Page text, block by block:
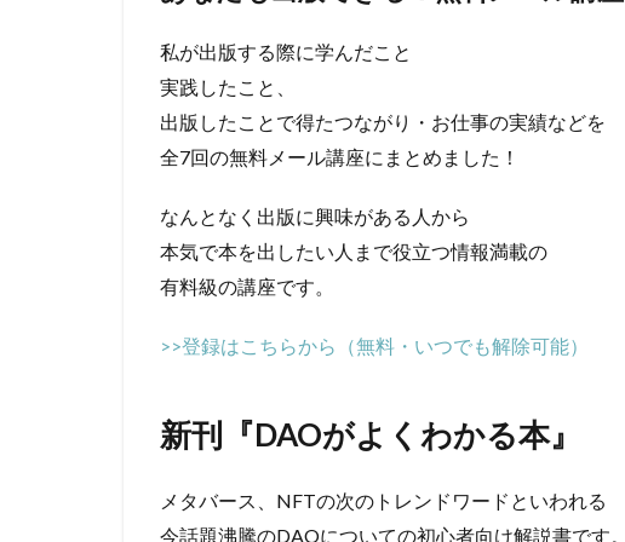
私が出版する際に学んだこと
実践したこと、
出版したことで得たつながり・お仕事の実績などを
全7回の無料メール講座にまとめました！
なんとなく出版に興味がある人から
本気で本を出したい人まで役立つ情報満載の
有料級の講座です。
>>登録はこちらから（無料・いつでも解除可能）
新刊『DAOがよくわかる本』
メタバース、NFTの次のトレンドワードといわれる
今話題沸騰のDAOについての初心者向け解説書です。